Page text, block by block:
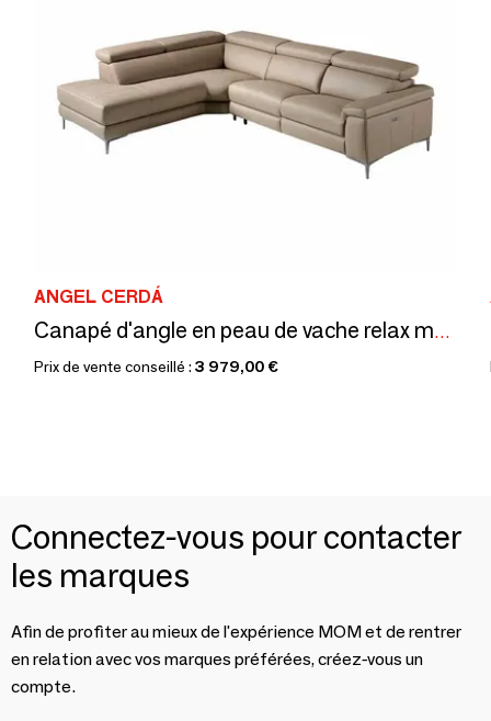
ANGEL CERDÁ
Canapé d'angle en peau de vache relax mécanismes
Prix de vente conseillé : 3 979,00 €
Connectez-vous pour contacter
les marques
Afin de profiter au mieux de l'expérience MOM et de rentrer
en relation avec vos marques préférées, créez-vous un
compte.